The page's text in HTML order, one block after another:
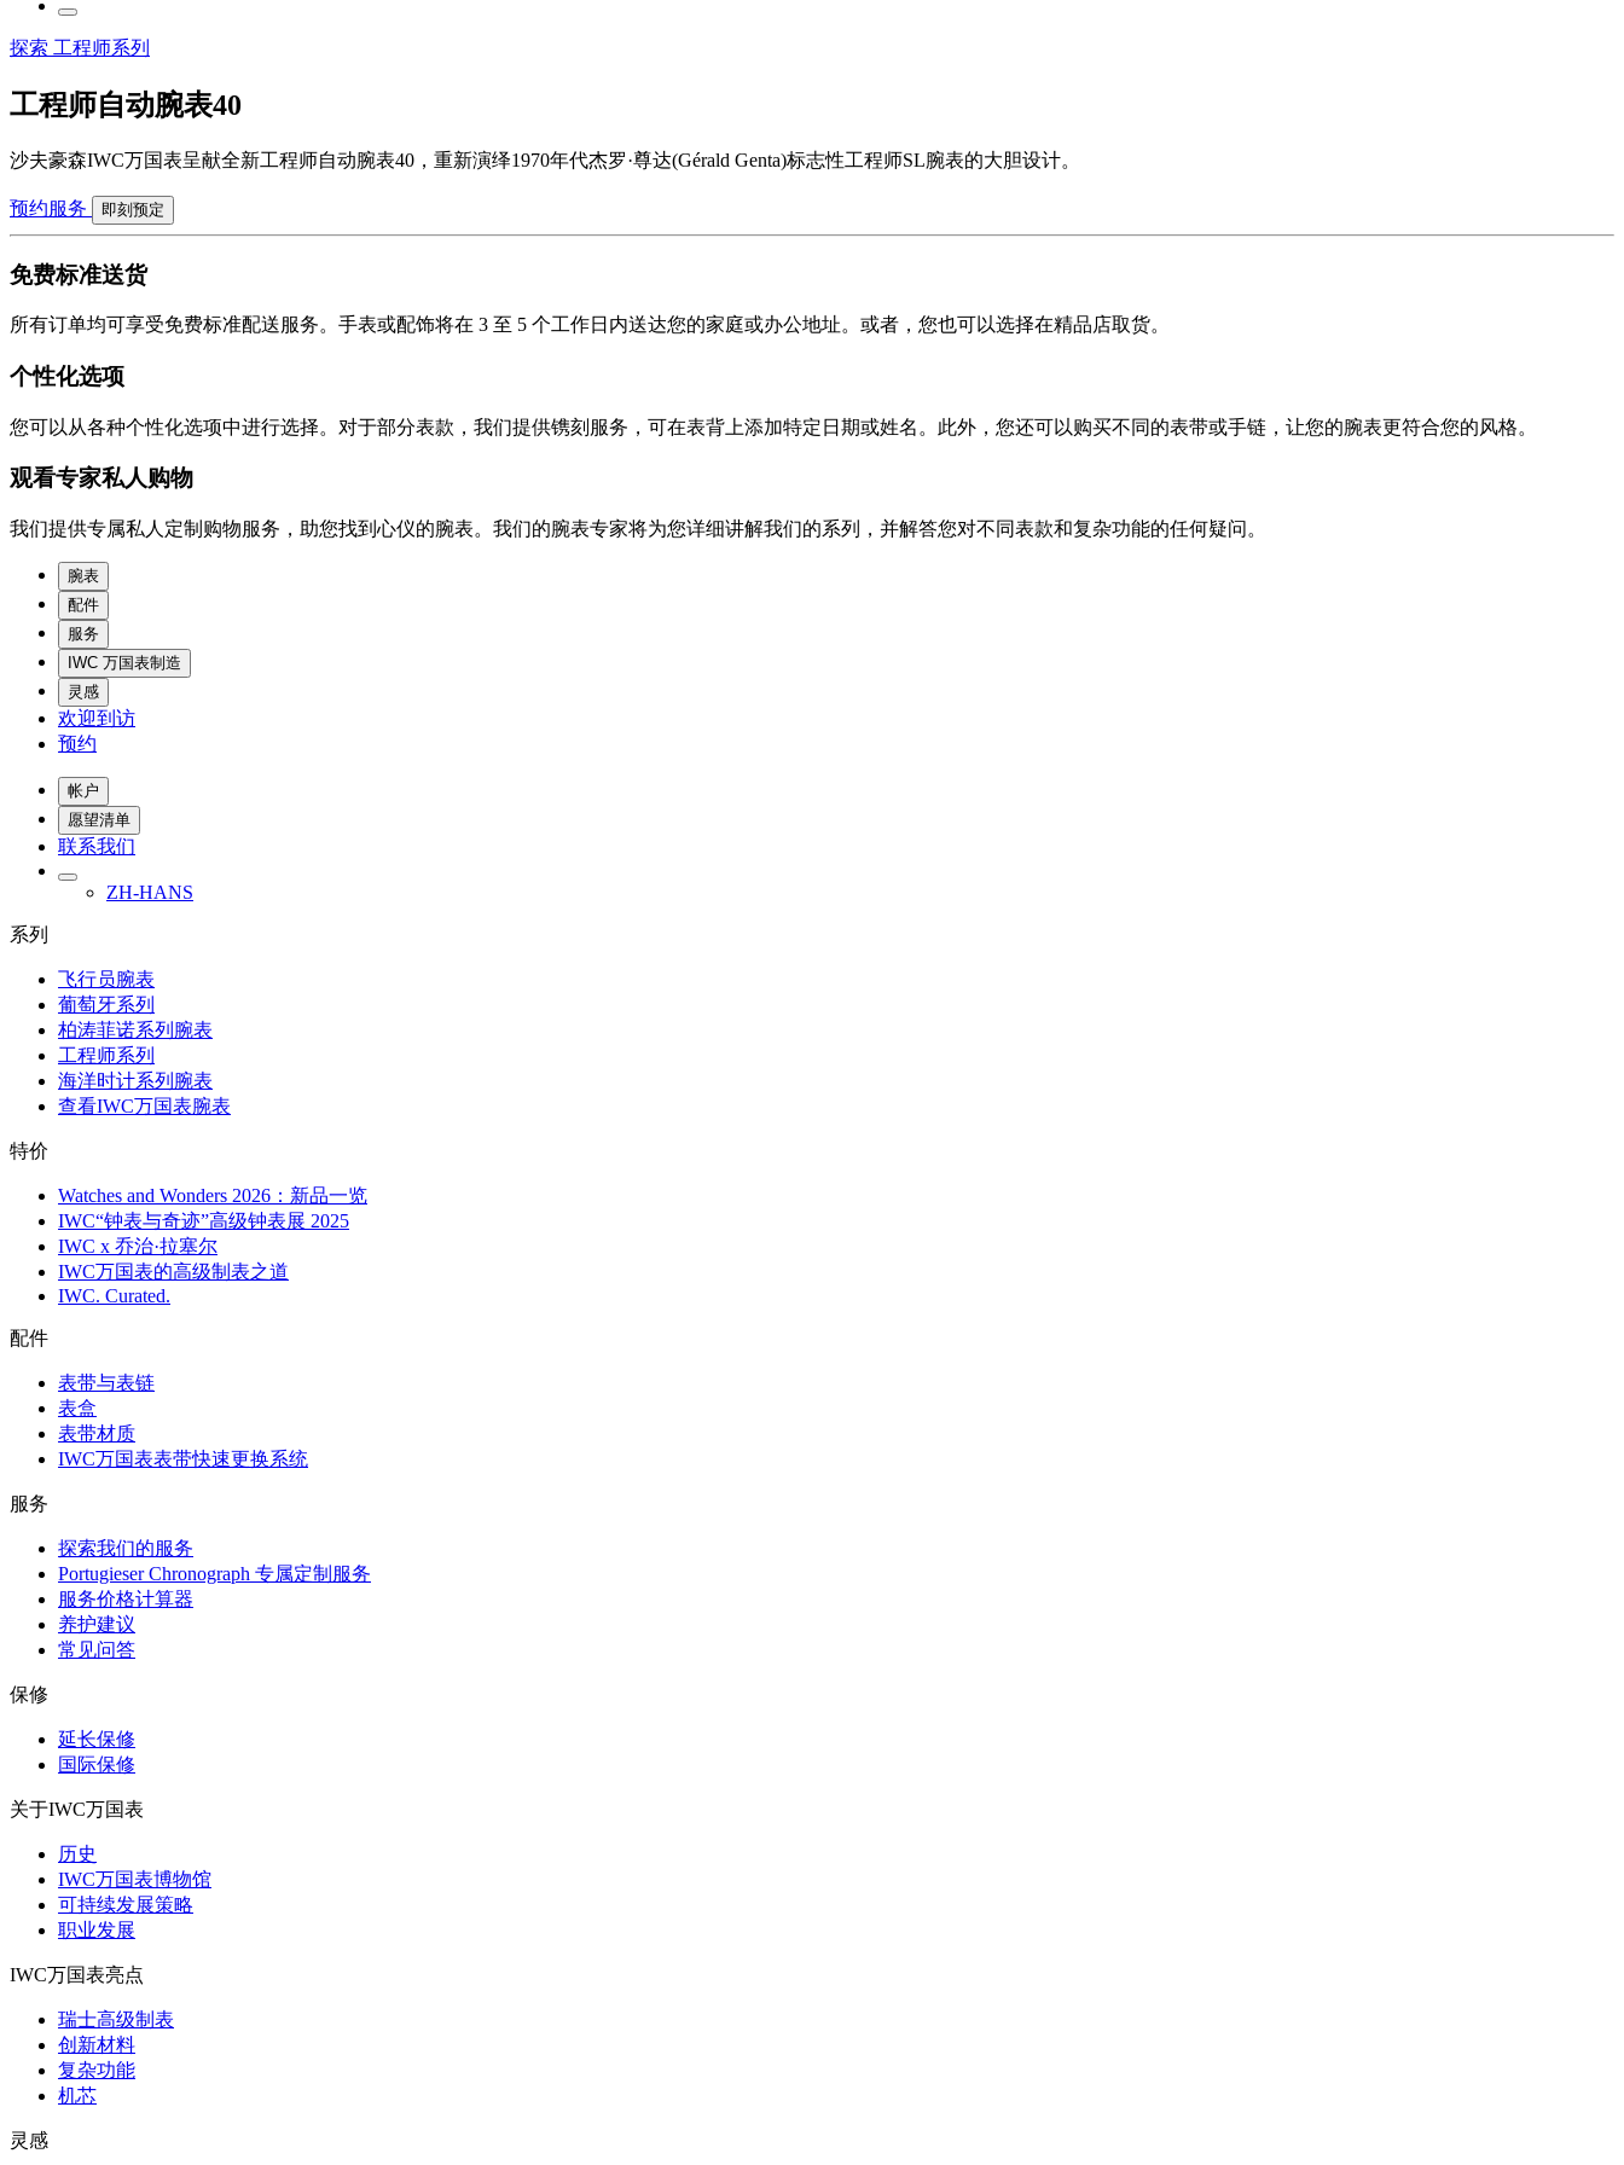
探索 工程师系列
工程师自动腕表40
沙夫豪森IWC万国表呈献全新工程师自动腕表40，重新演绎1970年代杰罗·尊达(Gérald Genta)标志性工程师SL腕表的大胆设计。
预约服务 即刻预定
免费标准送货
所有订单均可享受免费标准配送服务。手表或配饰将在 3 至 5 个工作日内送达您的家庭或办公地址。或者，您也可以选择在精品店取货。
个性化选项
您可以从各种个性化选项中进行选择。对于部分表款，我们提供镌刻服务，可在表背上添加特定日期或姓名。此外，您还可以购买不同的表带或手链，让您的腕表更符合您的风格。
观看专家私人购物
我们提供专属私人定制购物服务，助您找到心仪的腕表。我们的腕表专家将为您详细讲解我们的系列，并解答您对不同表款和复杂功能的任何疑问。
腕表
配件
服务
IWC 万国表制造
灵感
欢迎到访
预约
帐户
愿望清单
联系我们
ZH-HANS
系列
飞行员腕表
葡萄牙系列
柏涛菲诺系列腕表
工程师系列
海洋时计系列腕表
查看IWC万国表腕表
特价
Watches and Wonders 2026：新品一览
IWC“钟表与奇迹”高级钟表展 2025
IWC x 乔治·拉塞尔
IWC万国表的高级制表之道
IWC. Curated.
配件
表带与表链
表盒
表带材质
IWC万国表表带快速更换系统
服务
探索我们的服务
Portugieser Chronograph 专属定制服务
服务价格计算器
养护建议
常见问答
保修
延长保修
国际保修
关于IWC万国表
历史
IWC万国表博物馆
可持续发展策略
职业发展
IWC万国表亮点
瑞士高级制表
创新材料
复杂功能
机芯
灵感